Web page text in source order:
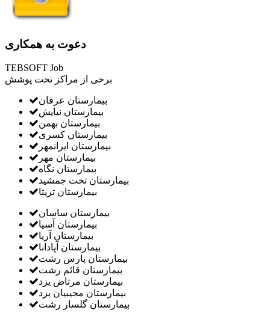
دعوت به همکاری
TEBSOFT Job
برخی از مراکز تحت پوشش
بیمارستان عرفان
بیمارستان نیایش
بیمارستان بهمن
بیمارستان کسری
بیمارستان ایرانمهر
بیمارستان مهر
بیمارستان نگاه
بیمارستان تخت جمشید
بیمارستان تریتا
بیمارستان ساسان
بیمارستان آسیا
بیمارستان آریا
بیمارستان آپادانا
بیمارستان پارس رشت
بیمارستان قائم رشت
بیمارستان مرتاض یزد
بیمارستان مجیبیان یزد
بیمارستان گلسار رشت